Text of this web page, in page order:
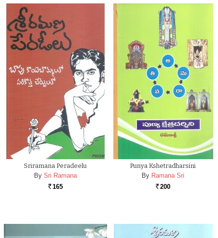
Sriramana Peradeelu
By Sri Ramana
Rs. 165
Punya Kshetradharsini
By Ramana Sri
Rs. 200